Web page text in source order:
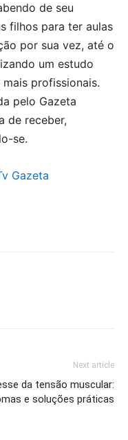
de seu
filhos para ter aulas
por sua vez, até o
um estudo
profissionais.
pelo Gazeta
de receber,
se.
Gazeta
Next article
da tensão muscular:
e soluções práticas